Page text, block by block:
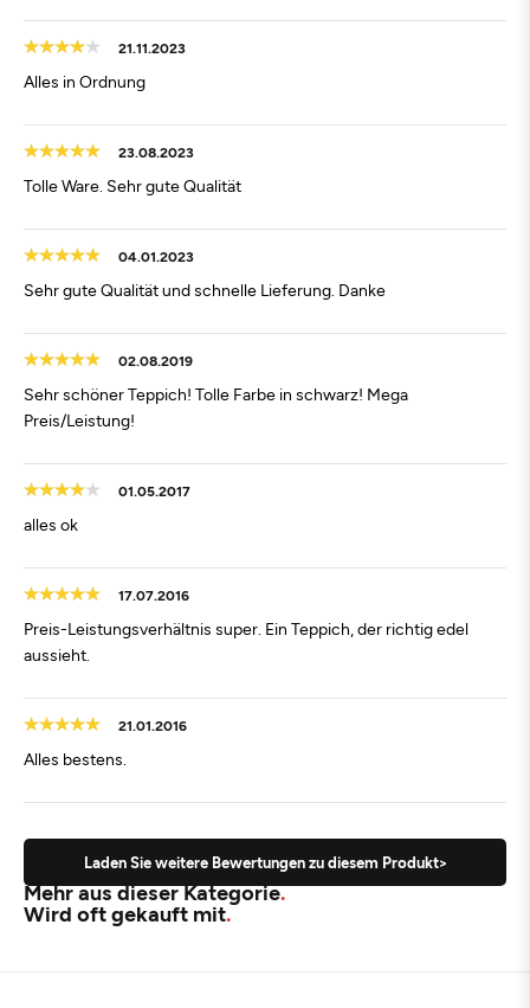
21.11.2023
Alles in Ordnung
23.08.2023
Tolle Ware. Sehr gute Qualität
04.01.2023
Sehr gute Qualität und schnelle Lieferung. Danke
02.08.2019
Sehr schöner Teppich! Tolle Farbe in schwarz! Mega
Preis/Leistung!
01.05.2017
alles ok
17.07.2016
Preis-Leistungsverhältnis super. Ein Teppich, der richtig edel
aussieht.
21.01.2016
Alles bestens.
Laden Sie weitere Bewertungen zu diesem Produkt>
Mehr aus dieser Kategorie
Wird oft gekauft mit